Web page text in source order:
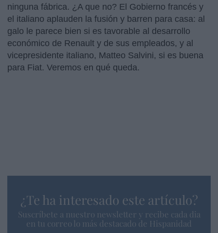
ninguna fábrica. ¿A que no? El Gobierno francés y
el italiano aplauden la fusión y barren para casa: al
galo le parece bien si es tavorable al desarrollo
económico de Renault y de sus empleados, y al
vicepresidente italiano, Matteo Salvini, si es buena
para Fiat. Veremos en qué queda.
¿Te ha interesado este artículo?
Suscríbete a nuestro newsletter y recibe cada dia
en tu correo lo más destacado de Hispanidad